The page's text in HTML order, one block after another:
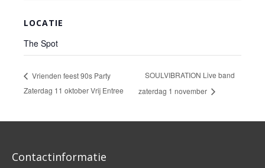
LOCATIE
The Spot
Vrienden feest 90s Party
Zaterdag 11 oktober Vrij Entree
SOULVIBRATION Live band
zaterdag 1 november
Contactinformatie